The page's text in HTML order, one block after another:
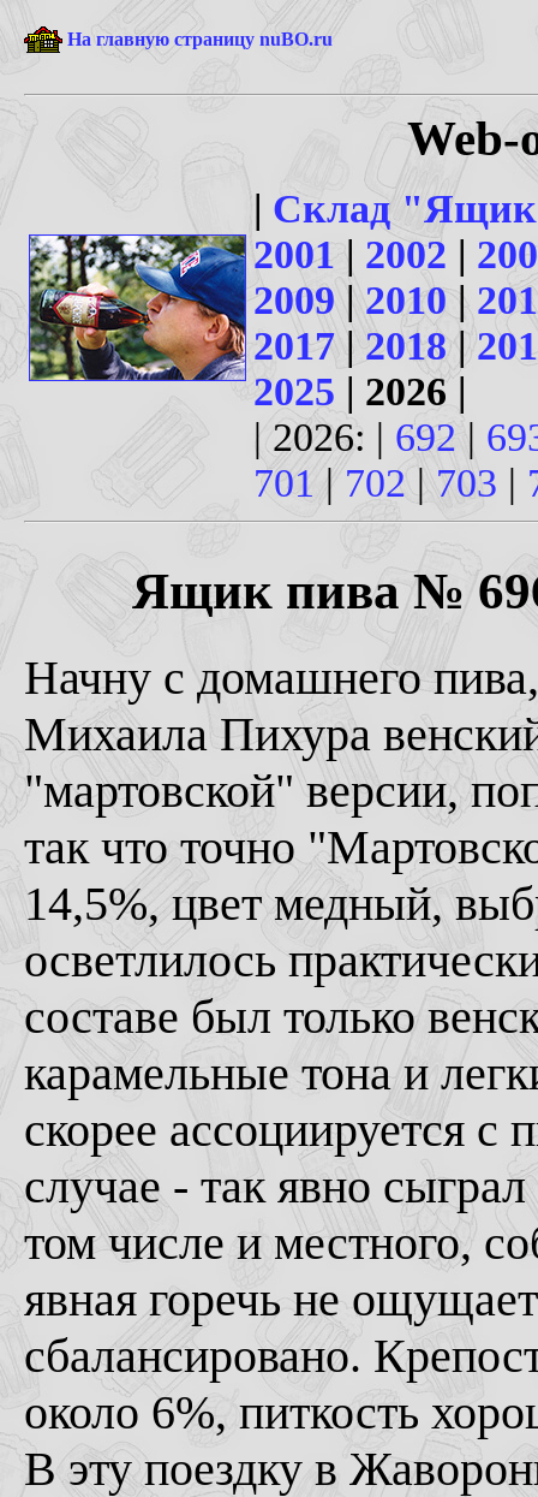
На главную страницу nuBO.ru
| Склад
2001 | 2002 |
2009| 2010|
2017 | 2018|
2025 | 2026 |
| 2026: | 692|
701 | 702 |703 |
Ящик пива №
Начну с домашнего
Михаила Пихура
"мартовской" версии,
так что точно
14,5%, цвет медный,
осветлилось
составе был только
карамельные тона и
скорее ассоциируется с
случае - так явно
том числе и местного,
явная горечь не
сбалансировано.
около 6%, питкость
В эту поездку в